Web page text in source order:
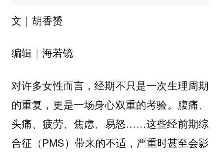
文｜胡香赟
编辑｜海若镜
对许多女性而言，经期不只是一次生理周期
的重复，更是一场身心双重的考验。腹痛、
头痛、疲劳、焦虑、易怒……这些经前期综
合征（PMS）带来的不适，严重时甚至会影